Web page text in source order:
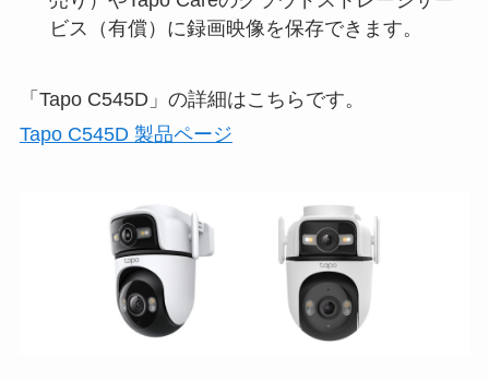
ビス（有償）に録画映像を保存できます。
「Tapo C545D」の詳細はこちらです。
Tapo C545D 製品ページ